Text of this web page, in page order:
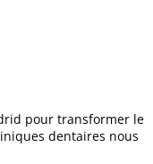
pour transformer le
dentaires nous